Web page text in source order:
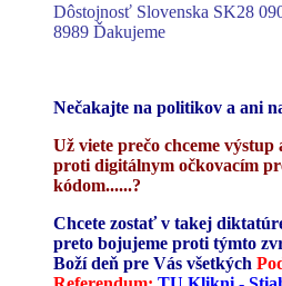
Dôstojnosť Slovenska SK28
8989 Ďakujeme
Nečakajte na politikov a ani
Už viete prečo chceme
proti digitálnym očkovacím
kódom......?
Chcete zostať v takej
preto bojujeme proti týmto
Boží deň pre Vás všetkých